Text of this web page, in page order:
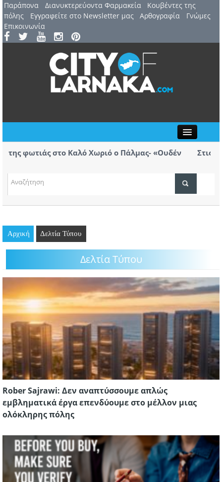
Παράπονα Διανυκτερεύοντα Φαρμακεία
Kουβέντες της
πόλης
Εγγραφείτε στο Newsletter μας Αρθογραφία
Γνώμες
Επικοινωνία
ΤΟΠΙΚΑ ΝΕΑ
GOING OUT
ΘΕΣΕΙΣ ΕΡΓΑΣΙΑΣ
PODCAST
ΠΡΟΣΩΠΑ
ΛΑΡΝΑΚΑ 2030
ΣΥΝΔΕΣΜΟΙ
ΠΕΡΙΣΣΟΤΕΡΑ
στο Καλό Χωριό ο Πάλμας- «Ουδέν
Στις φλόγες
στο Καλό Χωριό ο Πάλμας- «Ουδέν
Αρχική Δελτία Τύπου
Δελτία Τύπου
Rober Sajrawi: Δεν αναπτύσσουμε απλώς
εμβληματικά έργα επενδύουμε στο μέλλον μιας
ολόκληρης πόλης